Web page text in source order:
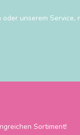
unserem Service,
Sortiment!